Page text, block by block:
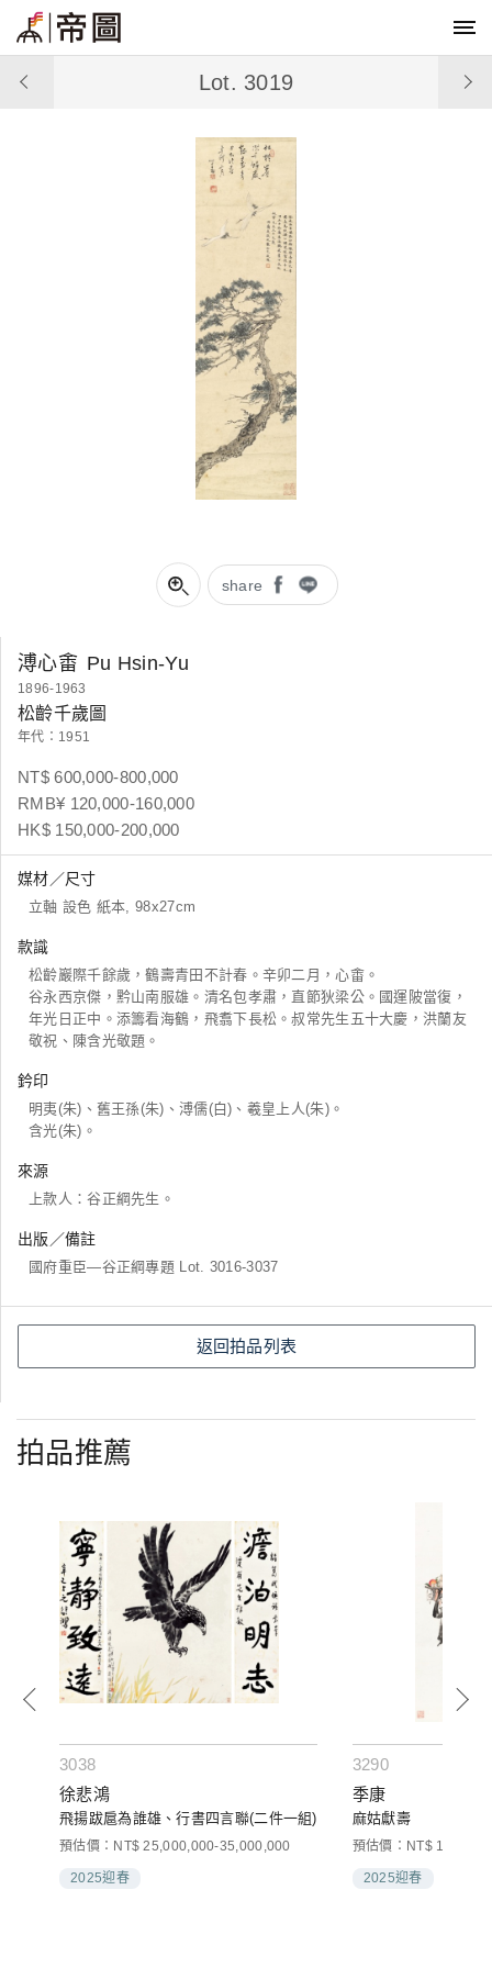
share
Lot. 3019
溥心畬 Pu Hsin-Yu
1896-1963
松齡千歲圖
年代：1951
NT$ 600,000-800,000
RMB¥ 120,000-160,000
HK$ 150,000-200,000
媒材／尺寸
立軸 設色 紙本, 98x27cm
款識
松齡巖際千餘歲，鶴壽青田不計春。辛卯二月，心畬。
谷永西京傑，黔山南服雄。清名包孝肅，直節狄梁公。國運陂當復，
年光日正中。添籌看海鶴，飛翥下長松。叔常先生五十大慶，洪蘭友
敬祝、陳含光敬題。
鈐印
明夷(朱)、舊王孫(朱)、溥儒(白)、羲皇上人(朱)。
含光(朱)。
來源
上款人：谷正綱先生。
出版／備註
國府重臣―谷正綱專題 Lot. 3016-3037
返回拍品列表
拍品推薦
3038
徐悲鴻
飛揚跋扈為誰雄、行書四言聯(二件一組)
預估價：NT$ 25,000,000-35,000,000
2025迎春
3290
季康
麻姑獻壽
預估價：NT$ 10,000-
2025迎春